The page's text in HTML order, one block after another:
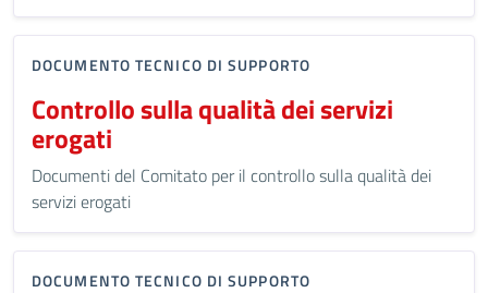
DOCUMENTO TECNICO DI SUPPORTO
Controllo sulla qualità dei servizi
erogati
Documenti del Comitato per il controllo sulla qualità dei
servizi erogati
DOCUMENTO TECNICO DI SUPPORTO